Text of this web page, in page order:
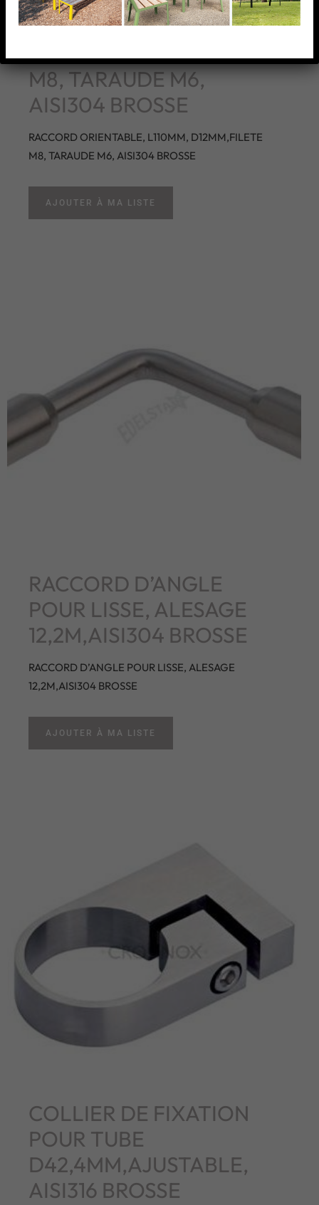
RACCORD ORIENTABLE,
L110MM, D12MM,FILETE
M8, TARAUDE M6,
AISI304 BROSSE
RACCORD ORIENTABLE, L110MM, D12MM,FILETE
M8, TARAUDE M6, AISI304 BROSSE
AJOUTER À MA LISTE
RACCORD D’ANGLE
POUR LISSE, ALESAGE
12,2M,AISI304 BROSSE
RACCORD D’ANGLE POUR LISSE, ALESAGE
12,2M,AISI304 BROSSE
AJOUTER À MA LISTE
COLLIER DE FIXATION
POUR TUBE
D42,4MM,AJUSTABLE,
AISI316 BROSSE